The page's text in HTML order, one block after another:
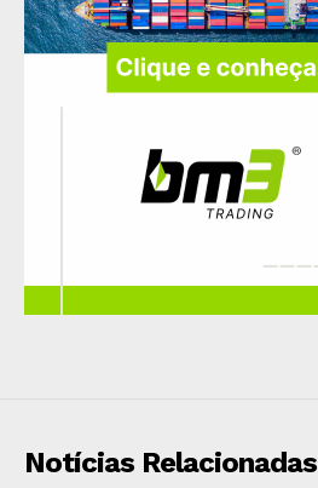
Notícias Relacionadas